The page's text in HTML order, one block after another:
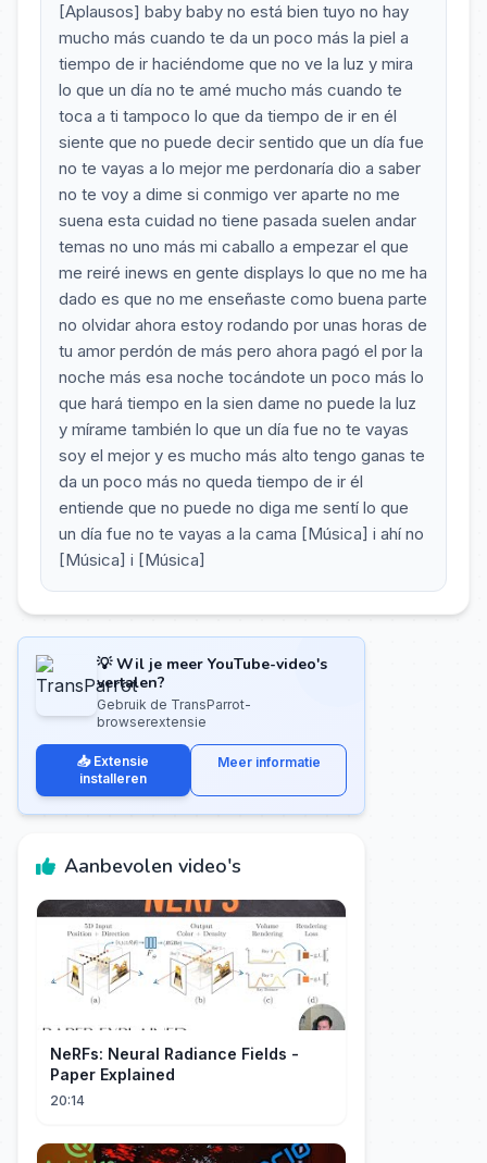
[Aplausos] baby baby no está bien tuyo no hay
mucho más cuando te da un poco más la piel a
tiempo de ir haciéndome que no ve la luz y mira
lo que un día no te amé mucho más cuando te
toca a ti tampoco lo que da tiempo de ir en él
siente que no puede decir sentido que un día fue
no te vayas a lo mejor me perdonaría dio a saber
no te voy a dime si conmigo ver aparte no me
suena esta cuidad no tiene pasada suelen andar
temas no uno más mi caballo a empezar el que
me reiré inews en gente displays lo que no me ha
dado es que no me enseñaste como buena parte
no olvidar ahora estoy rodando por unas horas de
tu amor perdón de más pero ahora pagó el por la
noche más esa noche tocándote un poco más lo
que hará tiempo en la sien dame no puede la luz
y mírame también lo que un día fue no te vayas
soy el mejor y es mucho más alto tengo ganas te
da un poco más no queda tiempo de ir él
entiende que no puede no diga me sentí lo que
un día fue no te vayas a la cama [Música] i ahí no
[Música] i [Música]
💡 Wil je meer YouTube-video's
vertalen?
Gebruik de TransParrot-
browserextensie
📥 Extensie
installeren
Meer informatie
Aanbevolen video's
NeRFs: Neural Radiance Fields -
Paper Explained
20:14